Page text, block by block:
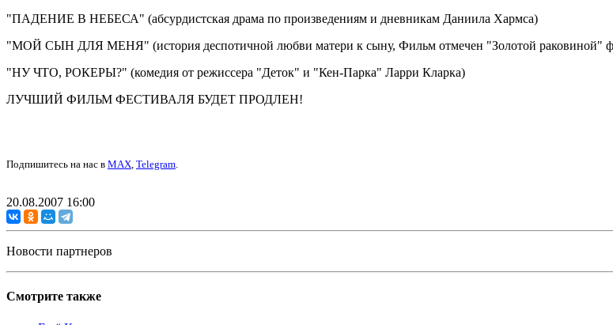
"ПАДЕНИЕ В НЕБЕСА" (абсурдистская драма по произведениям и дневникам Даниила Хармса)
"МОЙ СЫН ДЛЯ МЕНЯ" (история деспотичной любви матери к сыну, Фильм отмечен "Золотой раковиной"
"НУ ЧТО, РОКЕРЫ?" (комедия от режиссера "Деток" и "Кен-Парка" Ларри Кларка)
ЛУЧШИЙ ФИЛЬМ ФЕСТИВАЛЯ БУДЕТ ПРОДЛЕН!
Подпишитесь на нас в MAX, Telegram.
20.08.2007 16:00
Новости партнеров
Смотрите также